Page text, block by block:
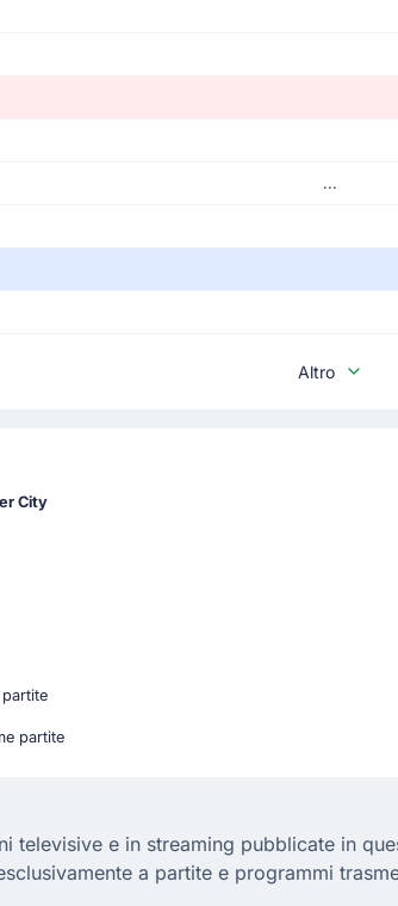
...
Altro
City
partite
televisive e in streaming pubblicate in
a partite e programmi